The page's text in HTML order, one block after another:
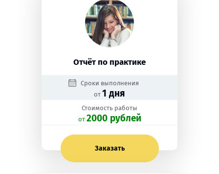
Отчёт по практике
Сроки выполнения
от 1 дня
Стоимость работы
oт 2000 рублей
Заказать